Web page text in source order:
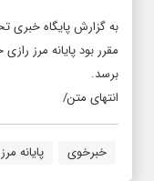
به گزارش پایگاه خبری
مقرر بود پایانه مرز
برسد.
انتهای متن/
خبرخوی پایانه